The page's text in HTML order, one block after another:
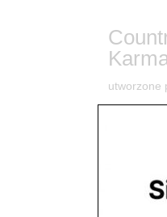
utworzone